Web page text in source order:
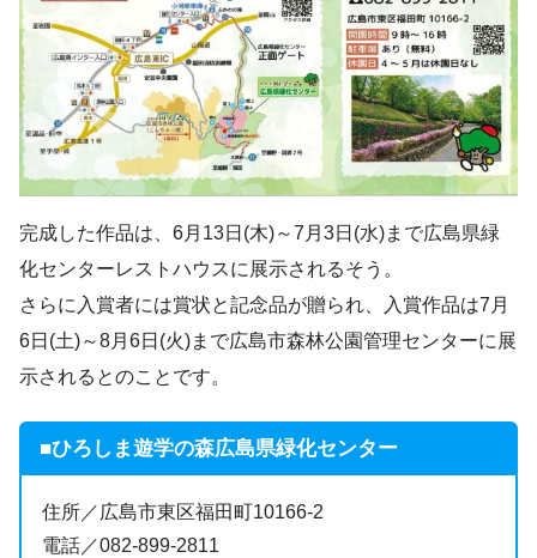
完成した作品は、6月13日(木)～7月3日(水)まで広島県緑
化センターレストハウスに展示されるそう。
さらに入賞者には賞状と記念品が贈られ、入賞作品は7月
6日(土)～8月6日(火)まで広島市森林公園管理センターに展
示されるとのことです。
■ひろしま遊学の森広島県緑化センター
住所／広島市東区福田町10166-2
電話／082-899-2811